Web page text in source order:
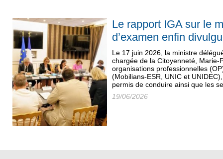
Le rapport IGA sur le
d’examen enfin
Le 17 juin 2026, la ministre
chargée de la Citoyenneté, Marie-
organisations professionnelles
(Mobilians-ESR, UNIC et
permis de conduire ainsi que les
19/06/2026